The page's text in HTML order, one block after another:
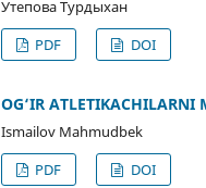
Утепова Турдыхан
PDF
DOI
OG‘IR ATLETIKACHILARNI
Ismailov Mahmudbek
PDF
DOI